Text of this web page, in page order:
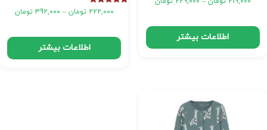
اطلاعات بیشتر
امتیاز222,000 تومان –
392,000 تومان
اطلاعات بیشتر